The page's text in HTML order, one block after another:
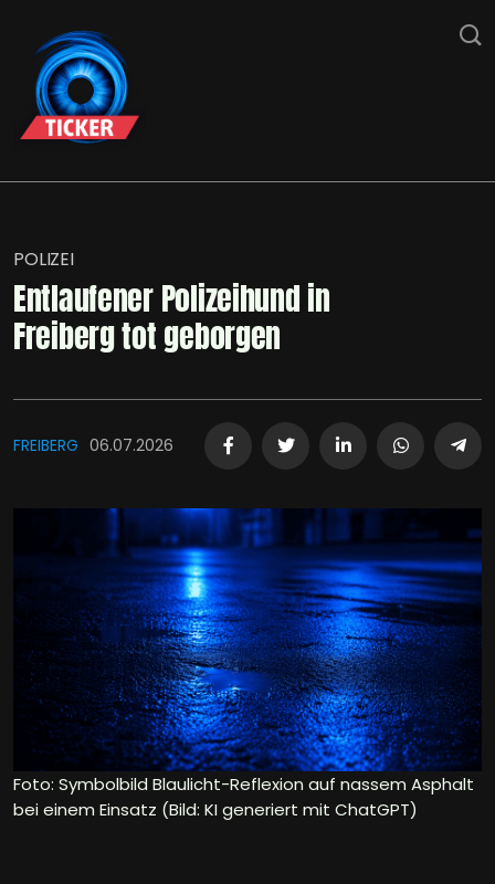
POLIZEI
Entlaufener Polizeihund in
Freiberg tot geborgen
FREIBERG 06.07.2026
Foto: Symbolbild Blaulicht-Reflexion auf nassem Asphalt
bei einem Einsatz (Bild: KI generiert mit ChatGPT)